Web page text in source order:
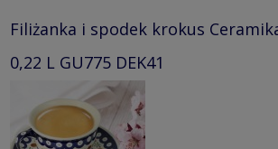
Filiżanka i spodek krokus
0,22 L GU775 DEK41